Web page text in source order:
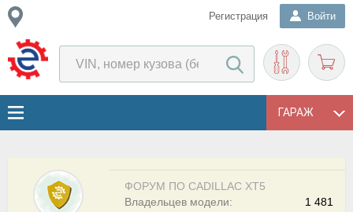
Регистрация Войти
ГАРАЖ
ФОРУМ ПО CADILLAC XT5
1 481
Владельцев модели: